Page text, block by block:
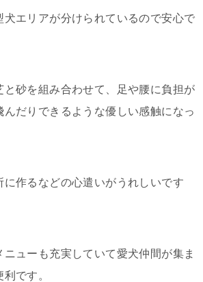
犬エリアが分けられているので安心で
と砂を組み合わせて、足や腰に負担が
だりできるような優しい感触になっ
に作るなどの心遣いがうれしいです
ニューも充実していて愛犬仲間が集ま
です。